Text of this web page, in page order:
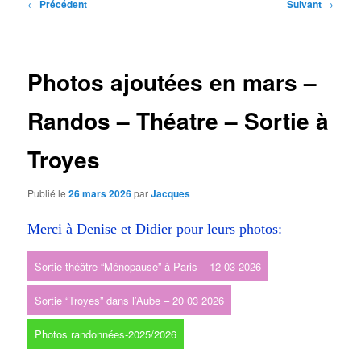
← Précédent Suivant →
Photos ajoutées en mars –
Randos – Théatre – Sortie à
Troyes
Publié le26 mars 2026parJacques
Merci à Denise et Didier pour leurs photos:
Sortie théâtre “Ménopause” à Paris – 12 03 2026
Sortie “Troyes” dans l’Aube – 20 03 2026
Photos randonnées-2025/2026